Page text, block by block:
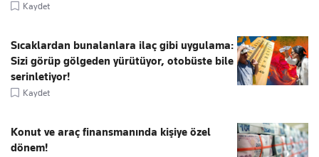
Kaydet
Sıcaklardan bunalanlara ilaç gibi uygulama:
Sizi görüp gölgeden yürütüyor, otobüste bile
serinletiyor!
Kaydet
Konut ve araç finansmanında kişiye özel
dönem!